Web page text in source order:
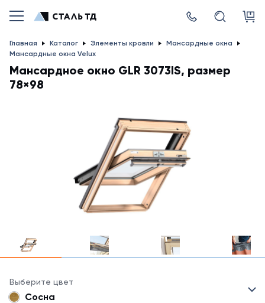
Главная Каталог Элементы кровли
Мансардные окна
Мансардные окна Velux
Мансардное окно GLR 3073IS, размер
78×98
Выберите цвет
Сосна